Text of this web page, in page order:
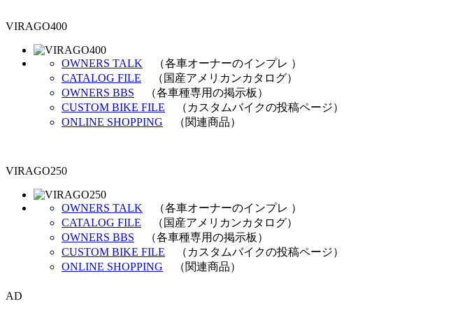
VIRAGO400
OWNERS TALK （各車オーナーのインプレ ）
CATALOG FILE （国産アメリカンカタログ）
OWNERS BBS （各車種専用の掲示板）
CUSTOM BIKE FILE （カスタムバイクの投稿ページ）
ONLINE SHOPPING （関連商品）
VIRAGO250
OWNERS TALK （各車オーナーのインプレ ）
CATALOG FILE （国産アメリカンカタログ）
OWNERS BBS （各車種専用の掲示板）
CUSTOM BIKE FILE （カスタムバイクの投稿ページ）
ONLINE SHOPPING （関連商品）
AD